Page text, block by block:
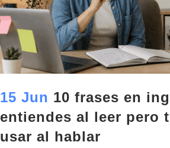
15 Jun 10 frases en
entiendes al leer pero
usar al hablar